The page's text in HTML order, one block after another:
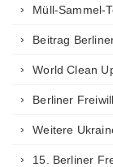
Müll-Sammel-
Beitrag
World Clean
Berliner
Weitere
15. Berliner